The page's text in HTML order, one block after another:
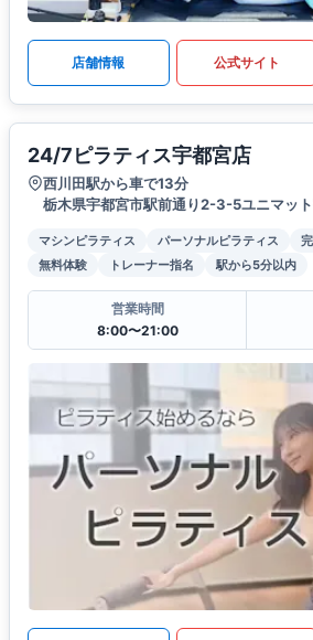
店舗情報 公式サイト
24/7ピラティス宇都宮店
西川田駅から車で13分
栃木県宇都宮市駅前通り2-3-5ユニマッ
マシンピラティス パーソナルピラティス
無料体験
トレーナー指名 駅から5分以内
営業時間
8:00〜21:00